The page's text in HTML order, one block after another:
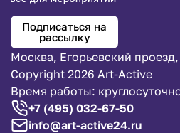
Подписаться на
рассылку
Москва, Егорьевский
Copyright 2026 Art-Active
Время работы:
+7 (495) 032-67-50
info@art-active24.ru